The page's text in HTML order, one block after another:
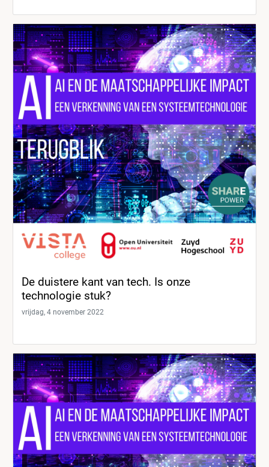
De duistere kant van tech. Is onze
technologie stuk?
vrijdag, 4 november 2022